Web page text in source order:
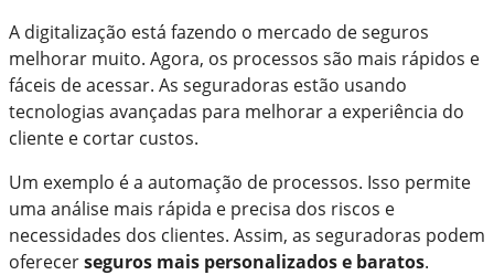
A digitalização está fazendo o mercado de seguros
melhorar muito. Agora, os processos são mais rápidos e
fáceis de acessar. As seguradoras estão usando
tecnologias avançadas para melhorar a experiência do
cliente e cortar custos.
Um exemplo é a automação de processos. Isso permite
uma análise mais rápida e precisa dos riscos e
necessidades dos clientes. Assim, as seguradoras podem
oferecerseguros mais personalizados e baratos.